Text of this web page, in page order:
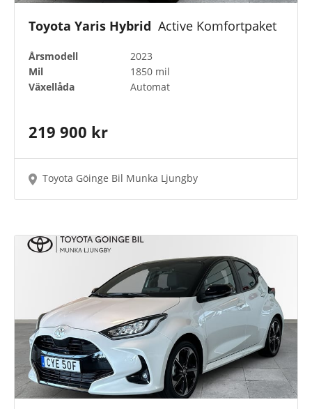
Toyota Yaris Hybrid Active Komfortpaket
Årsmodell
2023
Mil
1850 mil
Växellåda
Automat
219 900 kr
Toyota Göinge Bil Munka Ljungby